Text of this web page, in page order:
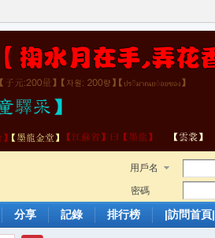
用戶名
密碼
分享 記錄 排行榜 |訪問首頁|